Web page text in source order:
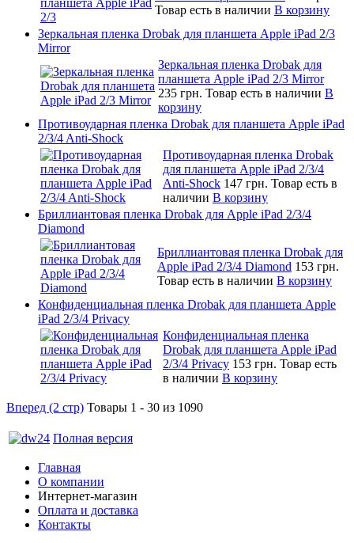
Товар есть в наличии В корзину
Зеркальная пленка Drobak для планшета Apple iPad 2/3
Mirror
Зеркальная пленка Drobak для
планшета Apple iPad 2/3 Mirror
235 грн. Товар есть в наличии В
корзину
Противоударная пленка Drobak для планшета Apple iPad
2/3/4 Anti-Shock
Противоударная пленка Drobak
для планшета Apple iPad 2/3/4
Anti-Shock 147 грн. Товар есть в
наличии В корзину
Бриллиантовая пленка Drobak для Apple iPad 2/3/4
Diamond
Бриллиантовая пленка Drobak для
Apple iPad 2/3/4 Diamond 153 грн.
Товар есть в наличии В корзину
Конфиденциальная пленка Drobak для планшета Apple
iPad 2/3/4 Privacy
Конфиденциальная пленка
Drobak для планшета Apple iPad
2/3/4 Privacy 153 грн. Товар есть
в наличии В корзину
Вперед (2 стр) Товары 1 - 30 из 1090
Полная версия
Главная
О компании
Интернет-магазин
Оплата и доставка
Контакты